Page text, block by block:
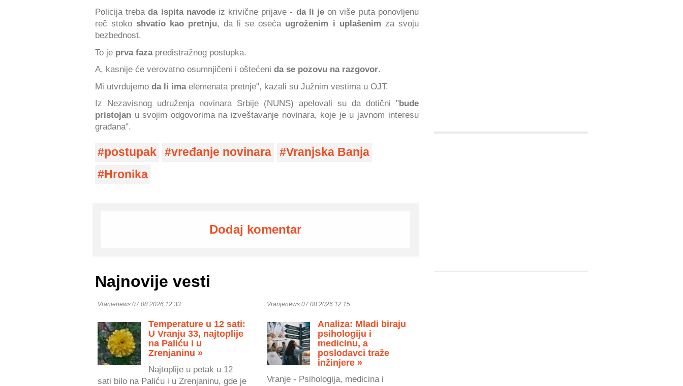
Policija trebada ispita navode iz krivične prijave - da li jeon više puta ponovljenu
reč stoko shvatio kao pretnju, da li se oseća ugroženim i uplašenim za svoju
bezbednost.
To je prva fazapredistražnog postupka.
A, kasnije će verovatno osumnjičeni i oštećeni da se pozovu na razgovor.
Mi utvrđujemo da li imaelemenata pretnje", kazali su Južnim vestima u OJT.
Iz Nezavisnog udruženja novinara Srbije (NUNS) apelovali su da dotični "bude
pristojan u svojim odgovorima na izveštavanje novinara, koje je u javnom interesu
građana".
postupak vređanje novinara
Vranjska Banja
Hronika
Dodaj komentar
Najnovije vesti
Vranjenews 07.08.2026 12:33
Temperature u 12 sati:
U Vranju 33, najtoplije
na Paliću i u
Zrenjaninu »
Najtoplije u petak u 12
sati bilo na Paliću i u Zrenjaninu, gde je
Vranjenews 07.08.2026 12:15
Analiza: Mladi biraju
psihologiju i
medicinu, a
poslodavci traže
inžinjere »
Vranje - Psihologija, medicina i